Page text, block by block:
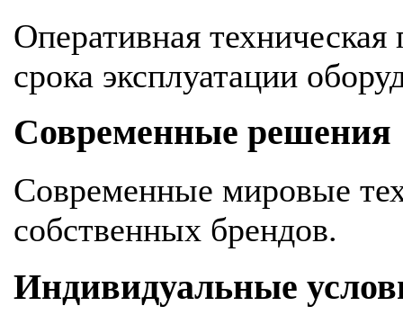
Оперативная техническая
срока эксплуатации
Современные решения
Современные мировые
собственных брендов.
Индивидуальные